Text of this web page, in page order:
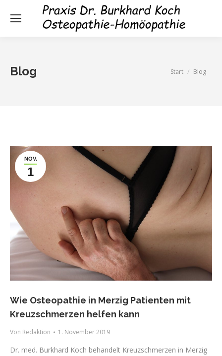
Blog
Sie befinden sich
Start Blog
NOV.
1
Wie Osteopathie in Merzig Patienten mit
Kreuzschmerzen helfen kann
Von Redaktion 1. November 2019
Dr. med. Burkhard Koch behandelt Kreuzschmerzen in Merzig